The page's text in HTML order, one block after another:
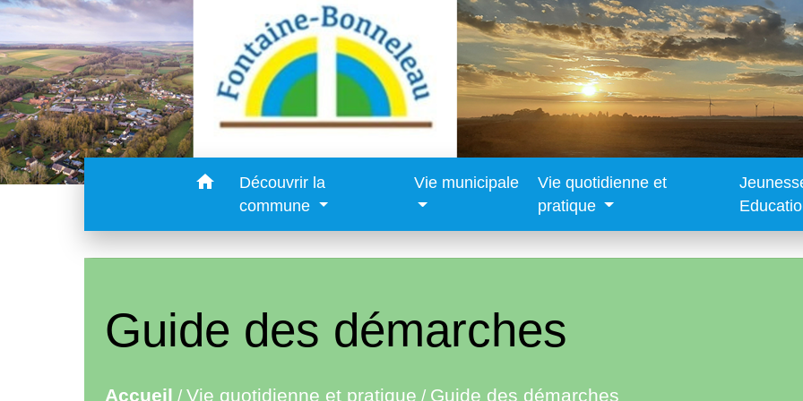
home
Découvrir la
commune
Vie municipale
Vie quotidienne et
pratique
Guide des démarches
Accueil / Vie quotidienne et pratique / Guide des démarches